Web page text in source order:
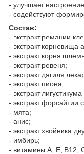
- улучшает
- содействуют
Состав:
- экстракт ремании
- экстракт корневища
- экстракт корня
- экстракт ревеня;
- экстракт дягиля
- экстракт пиона;
- экстракт
- экстракт форсайтии
- мята;
- анис;
- экстракт хвойника
- имбирь;
- витамины А, Е, В12,